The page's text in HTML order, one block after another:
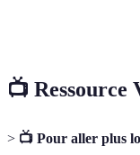
📺 Ressource
> 📺 Pour aller plus